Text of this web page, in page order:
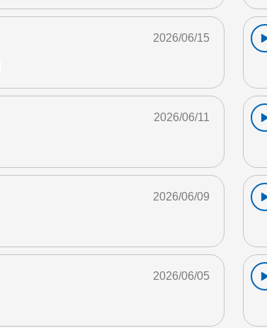
2026/06/15
2026/06/11
2026/06/09
2026/06/05